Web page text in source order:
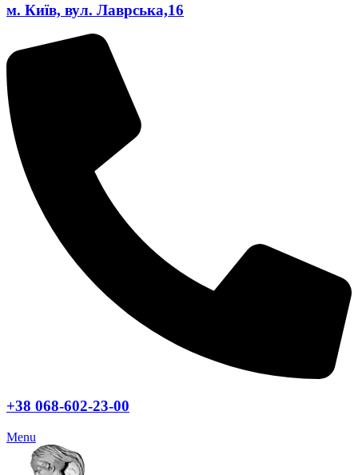
м. Київ, вул. Лаврська,16
+38 068-602-23-00
Menu